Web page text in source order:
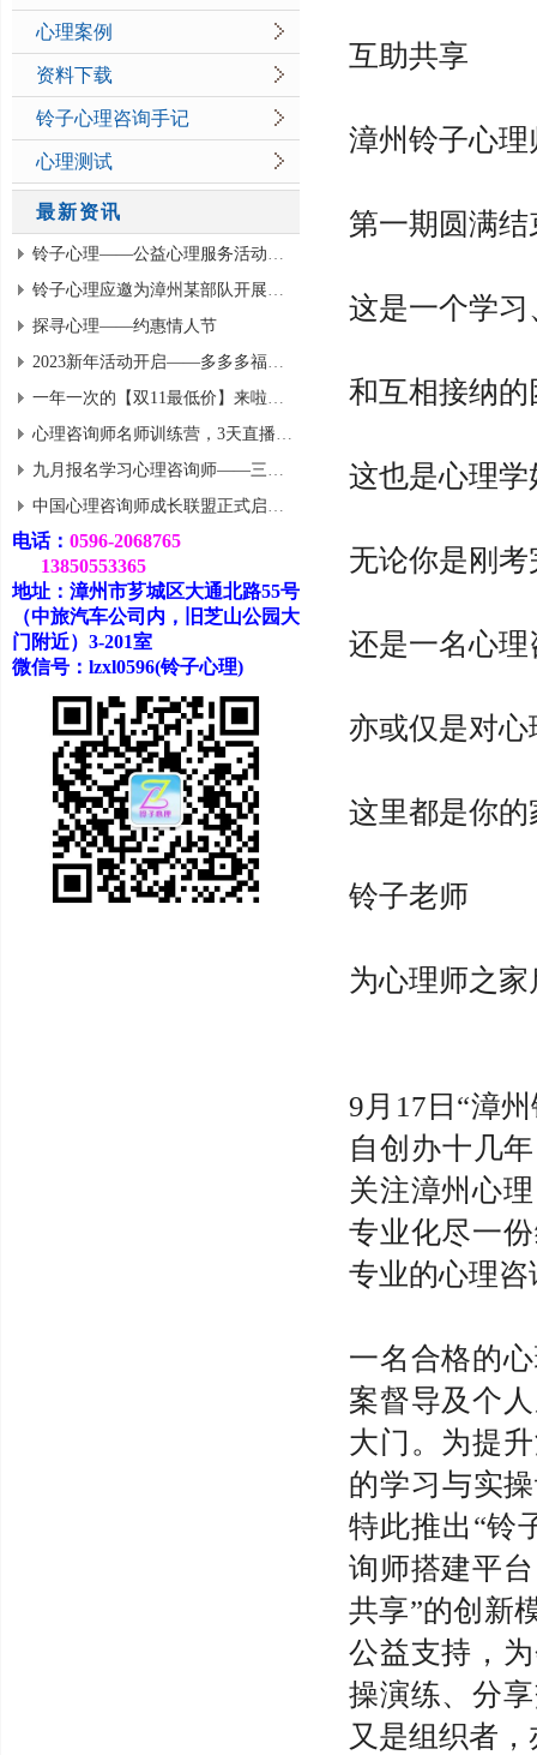
心理案例
资料下载
铃子心理咨询手记
心理测试
最新资讯
铃子心理——公益心理服务活动到武警基层志愿者招募（有适当津贴）
铃子心理应邀为漳州某部队开展心理健康服务活动
探寻心理——约惠情人节
2023新年活动开启——多多多福利等你来拿!
一年一次的【双11最低价】来啦！（报课送课）
心理咨询师名师训练营，3天直播课免费报名开始啦
九月报名学习心理咨询师——三重优惠等你拿！
中国心理咨询师成长联盟正式启动 | 面向思源老学员全面招募
电话： 0596-2068765
13850553365
地址：漳州市芗城区大通北路55号
（中旅汽车公司内，旧芝山公园大
门附近）3-201室
微信号：lzxl0596(铃子心理)
互助共享
漳州铃子心
第一期圆满结
这是一个学
和互相接纳的
这也是心理
无论你是刚
还是一名心
亦或仅是对
这里都是你的
铃子老师
为心理师之
9月17日“漳
自创办十几
关注漳州心
专业化尽一
专业的心理咨
一名合格的
案督导及个
大门。为提
的学习与实
特此推出“铃
询师搭建平
共享”的创新
公益支持，
操演练、分
又是组织者